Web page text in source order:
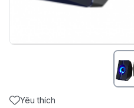
Yêu thích